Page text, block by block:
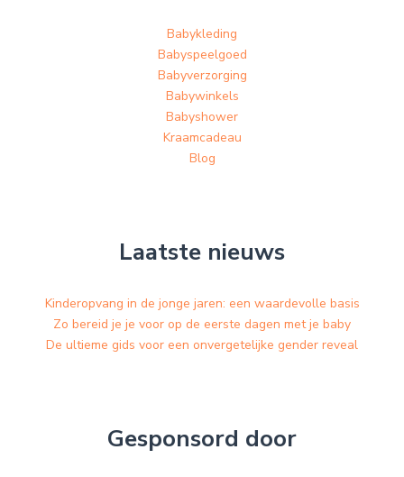
Babykleding
Babyspeelgoed
Babyverzorging
Babywinkels
Babyshower
Kraamcadeau
Blog
Laatste nieuws
Kinderopvang in de jonge jaren: een waardevolle basis
Zo bereid je je voor op de eerste dagen met je baby
De ultieme gids voor een onvergetelijke gender reveal
Gesponsord door